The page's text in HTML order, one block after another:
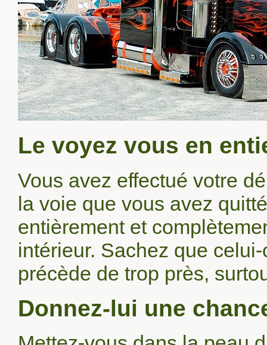
Le voyez vous en
Vous avez effectué votre
la voie que vous avez
entièrement et
intérieur. Sachez que
précède de trop près,
Donnez-lui une